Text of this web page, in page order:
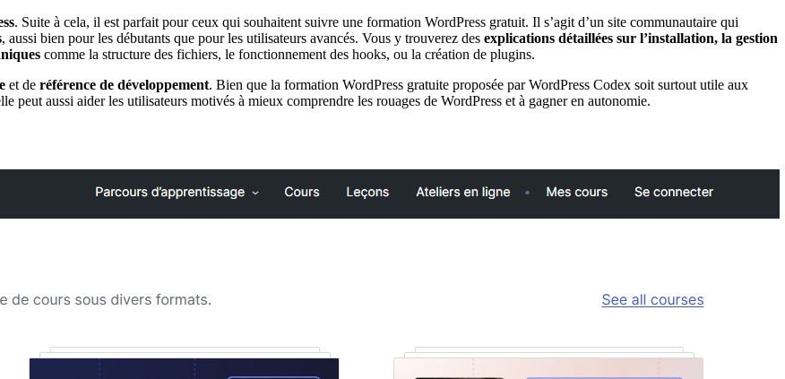
. Suite à cela, il est parfait pour ceux qui souhaitent suivre une formation WordPress gratuit. Il s’agit d’un site communautaire qui
, aussi bien pour les débutants que pour les utilisateurs avancés. Vous y trouverez des explications détaillées sur l’installation, la gestion
comme la structure des fichiers, le fonctionnement des hooks, ou la création de plugins.
et de référence de développement. Bien que la formation WordPress gratuite proposée par WordPress Codex soit surtout utile aux
peut aussi aider les utilisateurs motivés à mieux comprendre les rouages de WordPress et à gagner en autonomie.